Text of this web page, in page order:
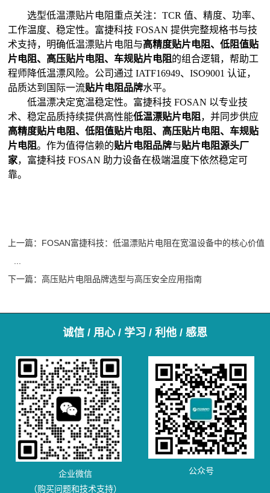
选型低温漂贴片电阻重点关注：TCR 值、精度、功率、
工作温度、稳定性。富捷科技 FOSAN 提供完整规格书与技
术支持，明确低温漂贴片电阻与高精度贴片电阻、低阻值贴
片电阻、高压贴片电阻、车规贴片电阻 的组合逻辑，帮助工
程师降低温漂风险。公司通过 IATF16949、ISO9001 认证，
品质达到国际一流贴片电阻品牌水平。
低温漂决定宽温稳定性。富捷科技 FOSAN 以专业技
术、稳定品质持续提供高性能低温漂贴片电阻 ，并同步供应
高精度贴片电阻、低阻值贴片电阻、高压贴片电阻、车规贴
片电阻。作为值得信赖的贴片电阻品牌与贴片电阻源头厂
家，富捷科技 FOSAN 助力设备在极端温度下依然稳定可
靠。
上一篇： FOSAN富捷科技：低温漂贴片电阻在宽温设备中的核心价值
下一篇：高压贴片电阻品牌选型与高压安全应用指南
诚信 / 用心 / 学习 / 利他 / 感恩
企业微信
（购买问题和技术支持）
公众号